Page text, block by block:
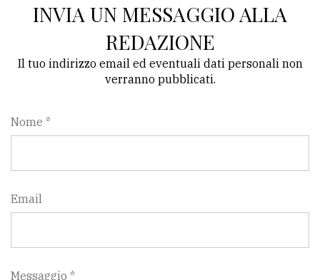
INVIA UN MESSAGGIO ALLA
REDAZIONE
Il tuo indirizzo email ed eventuali dati personali non
verranno pubblicati.
Nome *
Email
Messaggio *